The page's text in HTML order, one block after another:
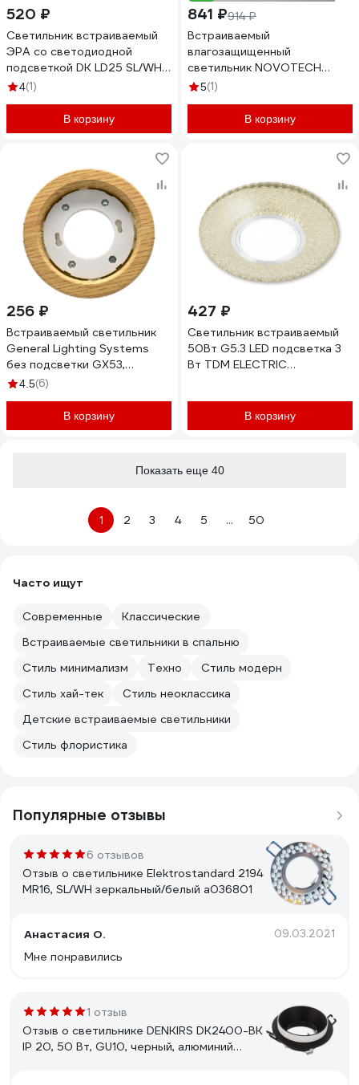
520 ₽
Светильник встраиваемый
ЭРА cо светодиодной
подсветкой DK LD25 SL/WH
под лампу GX53 прозрачный
4(1)
В корзину
841 ₽914 ₽
Встраиваемый
влагозащищенный
светильник NOVOTECH
GU10 50W AQUA 370934
5(1)
В корзину
256 ₽
Встраиваемый светильник
General Lighting Systems
без подсветки GX53,
123х45мм, сосна, IP20 GCL-
4.5(6)
В корзину
427 ₽
Светильник встраиваемый
50Вт G5.3 LED подсветка 3
Вт TDM ELECTRIC
В корзину
Показать еще 40
1 2 3 4 5 ... 50
Часто ищут
Современные
Классические
Встраиваемые светильники в спальню
Стиль минимализм
Техно
Стиль модерн
Стиль хай-тек
Стиль неоклассика
Детские встраиваемые светильники
Стиль флористика
Популярные отзывы
6 отзывов
Отзыв о светильнике Elektrostandard 2194
MR16, SL/WH зеркальный/белый a036801
Анастасия О. 09.03.2021
Мне понравились
1 отзыв
Отзыв о светильнике DENKIRS DK2400-BK
IP 20, 50 Вт, GU10, черный, алюминий